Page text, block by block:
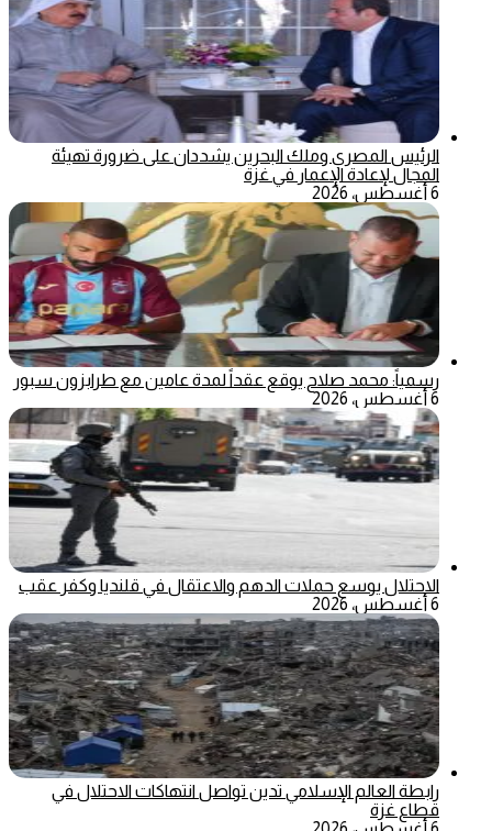
الرئيس المصري وملك البحرين يشددان على ضرورة تهيئة
المجال لإعادة الإعمار في غزة
6 أغسطس، 2026
رسمياً: محمد صلاح يوقع عقداً لمدة عامين مع طرابزون سبور
6 أغسطس، 2026
الاحتلال يوسع حملات الدهم والاعتقال في قلنديا وكفر عقب
6 أغسطس، 2026
رابطة العالم الإسلامي تدين تواصل انتهاكات الاحتلال في
قطاع غزة